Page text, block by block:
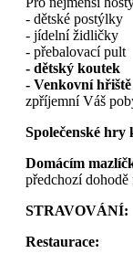
- dětské postýlky
- jídelní židličky
- přebalovací pult
- dětský koutek
- Venkovní hřiště
zpříjemní Váš
Společenské hry
Domácím
předchozí dohodě
STRAVOVÁNÍ:
Restaurace: